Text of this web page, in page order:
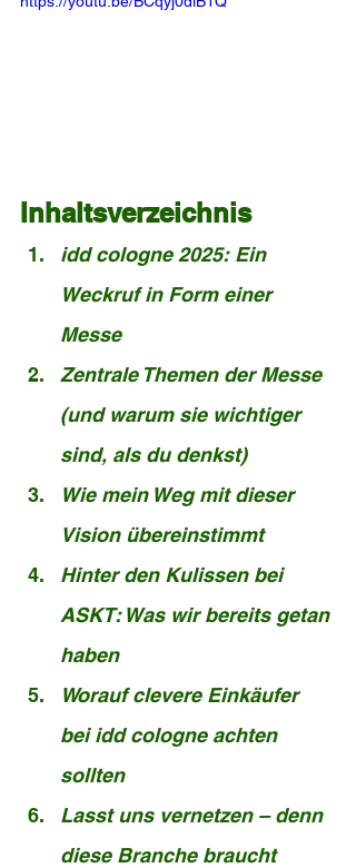
Inhaltsverzeichnis
idd cologne 2025: Ein
Weckruf in Form einer
Messe
Zentrale Themen der Messe
(und warum sie wichtiger
sind, als du denkst)
Wie mein Weg mit dieser
Vision übereinstimmt
Hinter den Kulissen bei
ASKT: Was wir bereits getan
haben
Worauf clevere Einkäufer
bei idd cologne achten
sollten
Lasst uns vernetzen – denn
diese Branche braucht